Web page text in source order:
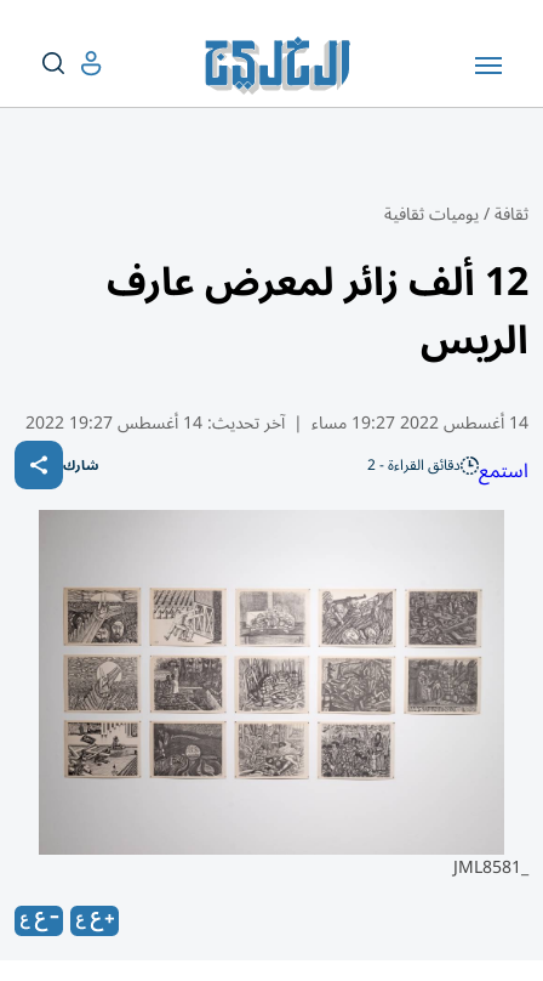
ثقافة/يوميات ثقافية
12 ألف زائر لمعرض عارف
الريس
14 أغسطس 2022 19:27 مساء | آخر تحديث:14 أغسطس 19:27 2022
استمع دقائق القراءة - 2 شارك
_JML8581